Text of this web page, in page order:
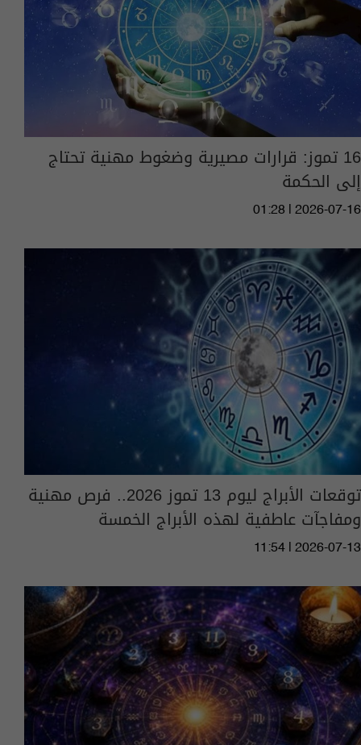
16 تموز: قرارات مصيرية وضغوط مهنية تحتاج
إلى الحكمة
01:28 | 2026-07-16
توقعات الأبراج ليوم 13 تموز 2026.. فرص مهنية
ومفاجآت عاطفية لهذه الأبراج الخمسة
11:54 | 2026-07-13